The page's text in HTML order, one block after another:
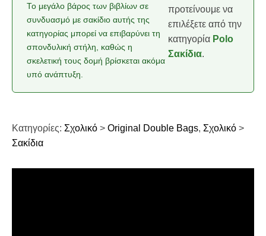
Το μεγάλο βάρος των βιβλίων σε
συνδυασμό με σακίδιο αυτής της
κατηγορίας μπορεί να επιβαρύνει τη
σπονδυλική στήλη, καθώς η
σκελετική τους δομή βρίσκεται ακόμα
υπό ανάπτυξη.
προτείνουμε να
επιλέξετε από την
κατηγορία Polo
Σακίδια.
Κατηγορίες: Σχολικό > Original Double Bags, Σχολικό >
Σακίδια